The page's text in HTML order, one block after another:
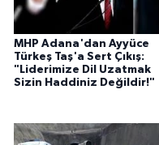
MHP Adana'dan Ayyüce
Türkeş Taş'a Sert Çıkış:
"Liderimize Dil Uzatmak
Sizin Haddiniz Değildir!"